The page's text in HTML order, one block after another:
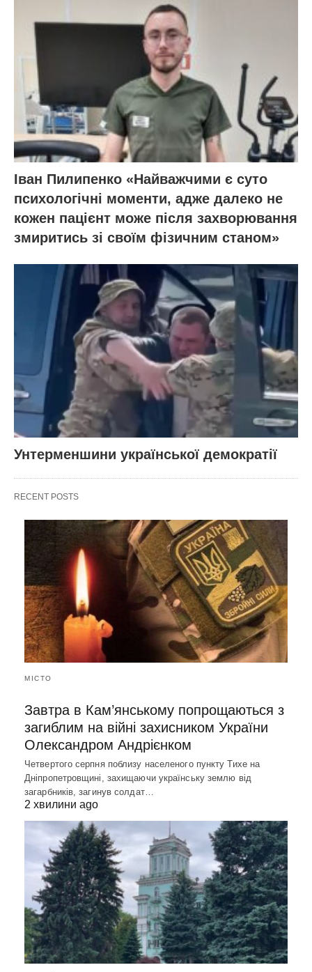
Іван Пилипенко «Найважчими є суто
психологічні моменти, адже далеко не
кожен пацієнт може після захворювання
змиритись зі своїм фізичним станом»
Унтерменшини української демократії
RECENT POSTS
МІСТО
Завтра в Кам’янському попрощаються з
загиблим на війні захисником України
Олександром Андрієнком
Четвертого серпня поблизу населеного пункту Тихе на
Дніпропетровщині, захищаючи українську землю від
загарбників, загинув солдат…
2 хвилини ago